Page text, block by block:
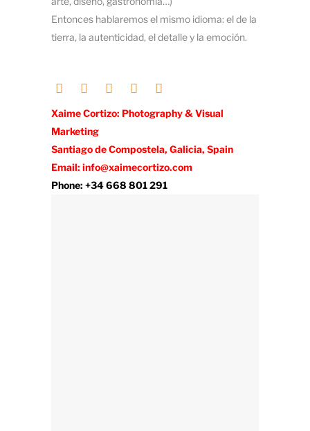
Entonces hablaremos el mismo idioma: el de la
tierra, la autenticidad, el detalle y la emoción.
Xaime Cortizo: Photography & Visual
Marketing
Santiago de Compostela, Galicia, Spain
Email: info@xaimecortizo.com
Phone: +34 668 801 291